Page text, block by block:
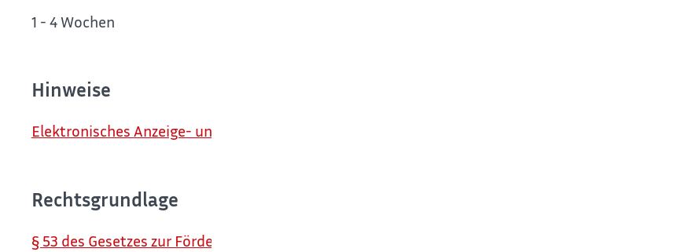
1 - 4 Wochen
Hinweise
Elektronisches Anzeige- und Erlaubnisverfahren
Rechtsgrundlage
§ 53 des Gesetzes zur Förderung der Kreislaufwirtschaft und Sicherung der umweltverträglichen